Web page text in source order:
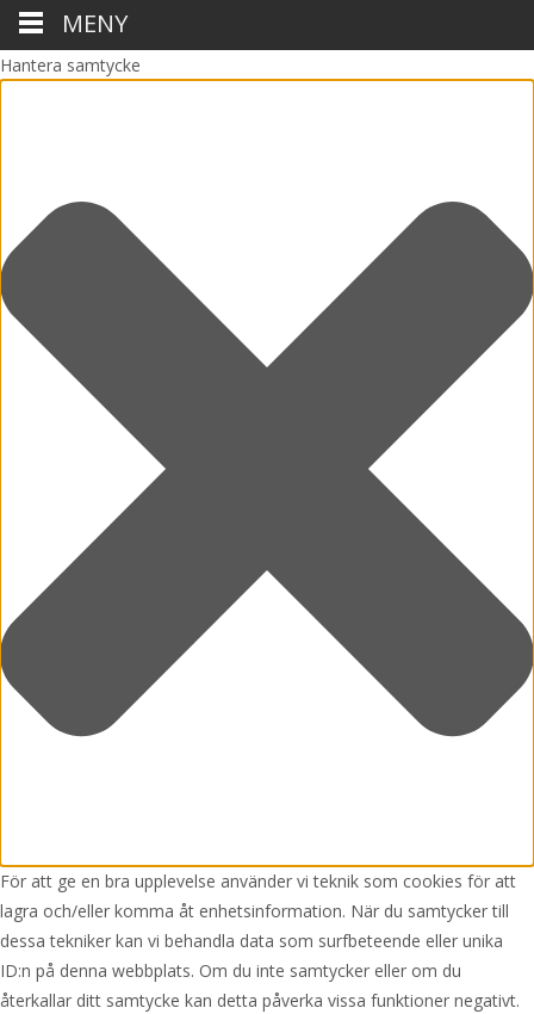
Hantera samtycke
För att ge en bra upplevelse använder vi teknik som cookies för att
lagra och/eller komma åt enhetsinformation. När du samtycker till
dessa tekniker kan vi behandla data som surfbeteende eller unika
ID:n på denna webbplats. Om du inte samtycker eller om du
återkallar ditt samtycke kan detta påverka vissa funktioner negativt.
MENY